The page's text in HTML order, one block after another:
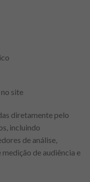
site
diretamente pelo
incluindo
de análise,
de audiência e